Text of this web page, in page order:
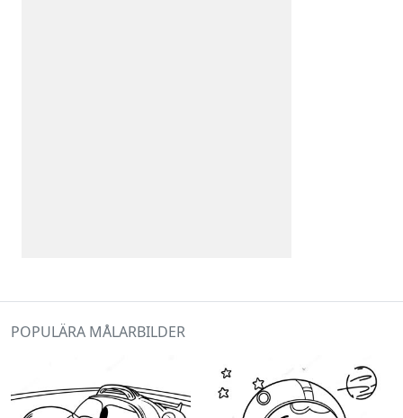
POPULÄRA MÅLARBILDER